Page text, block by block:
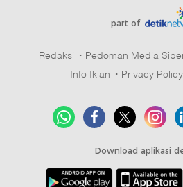
part of
Redaksi Pedoman Media
Info Iklan
Privacy Policy
Download aplikasi